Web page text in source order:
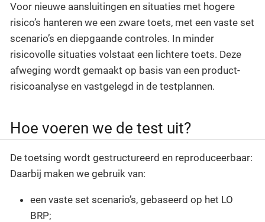
Voor nieuwe aansluitingen en situaties met hogere
risico’s hanteren we een zware toets, met een vaste set
scenario’s en diepgaande controles. In minder
risicovolle situaties volstaat een lichtere toets. Deze
afweging wordt gemaakt op basis van een product-
risicoanalyse en vastgelegd in de testplannen.
Hoe voeren we de test uit?
De toetsing wordt gestructureerd en reproduceerbaar:
Daarbij maken we gebruik van:
een vaste set scenario’s, gebaseerd op het LO
BRP;